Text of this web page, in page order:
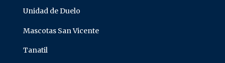
Unidad de Duelo
Mascotas San Vicente
Tanatil